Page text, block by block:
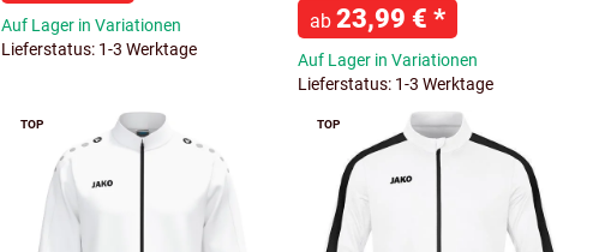
Auf Lager in Variationen
Lieferstatus: 1-3 Werktage
ab 23,99 € *
Auf Lager in Variationen
Lieferstatus: 1-3 Werktage
TOP TOP